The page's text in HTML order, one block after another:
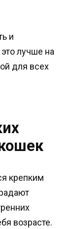
и
лучше на
для всех
крепким
возрасте.